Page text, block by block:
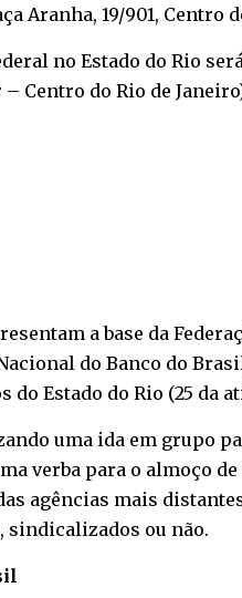
Aranha, 19/901, Centro
no Estado do Rio
Centro do Rio de
a base da
do Banco do
Estado do Rio (25 da
uma ida em grupo
verba para o almoço
agências mais
sindicalizados ou não.